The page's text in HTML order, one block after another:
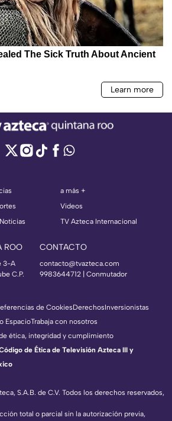
a más +
Videos
TV Azteca Internacional
ROO
3-A
C.P.
CONTACTO
contacto@tvazteca.com
9983644712 | Conmutador
S.A.B. de C.V. Todos los derechos reservados,
total o parcial sin la autorización previa,
de CookiesDerechosInversionistas
EspacioTrabaja con nosotros
ética, integridad y cumplimiento
de Ética de Televisión Azteca III y